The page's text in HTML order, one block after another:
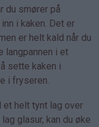
du smører på
i kaken. Det er
er helt kald når du
langpannen i et
sette kaken i
i fryseren.
et helt tynt lag over
glasur, kan du øke